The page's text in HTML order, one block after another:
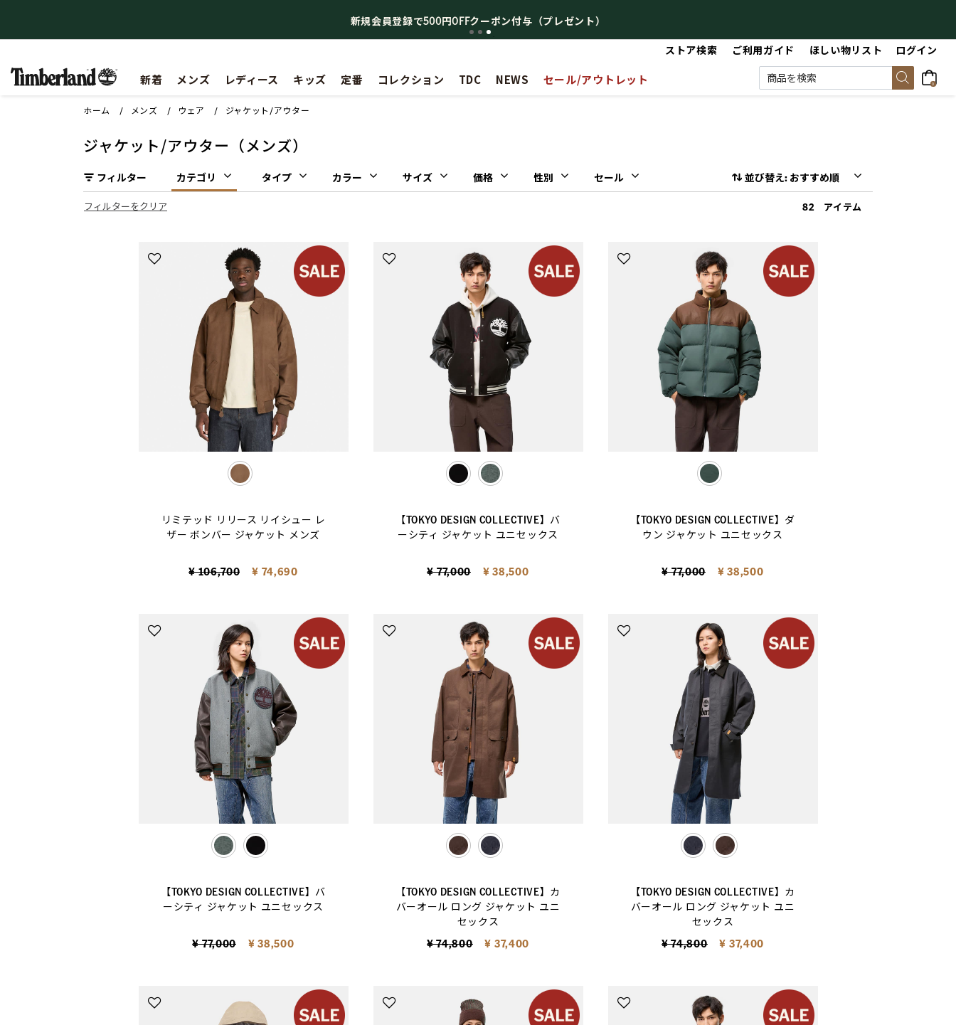
新規会員登録で500円OFFクーポン付与（プレゼント）
ストア検索 ご利用ガイド ほしい物リスト ログイン
0
新着 メンズ レディース キッズ 定番 コレクション TDC NEWS セール/アウトレット
ホーム メンズ ウェア ジャケット/アウター
ジャケット/アウター（メンズ）
82 アイテム
並び替え: おすすめ順
フィルター カテゴリ タイプ カラー サイズ 価格 性別 セール
フィルターをクリア
selected
リミテッド リリース リイシュー レ
ザー ボンバー ジャケット メンズ
Price reduced from
¥ 106,700to ¥ 74,690
selected
【TOKYO DESIGN COLLECTIVE】バ
ーシティ ジャケット ユニセックス
Price reduced from
¥ 77,000to ¥ 38,500
selected
【TOKYO DESIGN COLLECTIVE】ダ
ウン ジャケット ユニセックス
Price reduced from
¥ 77,000to ¥ 38,500
selected
【TOKYO DESIGN COLLECTIVE】バ
ーシティ ジャケット ユニセックス
Price reduced from
¥ 77,000to ¥ 38,500
selected
【TOKYO DESIGN COLLECTIVE】カ
バーオール ロング ジャケット ユニ
セックス
Price reduced from
¥ 74,800to ¥ 37,400
selected
【TOKYO DESIGN COLLECTIVE】カ
バーオール ロング ジャケット ユニ
セックス
Price reduced from
¥ 74,800to ¥ 37,400